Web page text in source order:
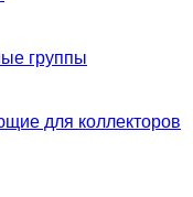
группы
для коллекторов